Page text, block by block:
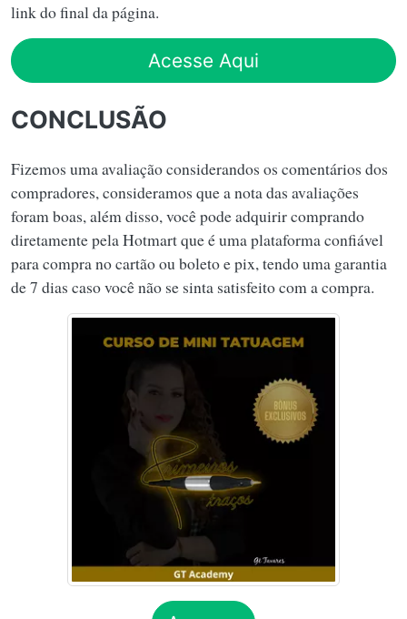
link do final da página.
Acesse Aqui
CONCLUSÃO
Fizemos uma avaliação considerandos os comentários dos
compradores, consideramos que a nota das avaliações
foram boas, além disso, você pode adquirir comprando
diretamente pela Hotmart que é uma plataforma confiável
para compra no cartão ou boleto e pix, tendo uma garantia
de 7 dias caso você não se sinta satisfeito com a compra.